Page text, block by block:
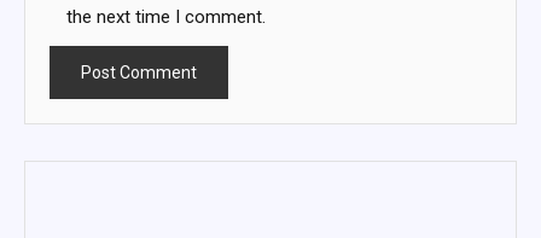
the next time I comment.